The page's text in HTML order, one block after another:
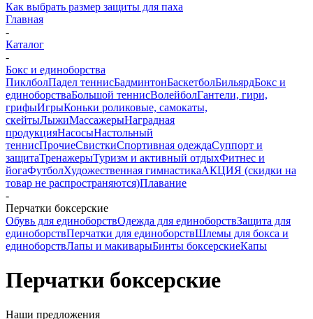
Как выбрать размер защиты для паха
Главная
-
Каталог
-
Бокс и единоборства
ПиклболПадел теннисБадминтонБаскетболБильярдБокс и
единоборстваБольшой теннисВолейболГантели, гири,
грифыИгрыКоньки роликовые, самокаты,
скейтыЛыжиМассажерыНаградная
продукцияНасосыНастольный
теннисПрочиеСвисткиСпортивная одеждаСуппорт и
защитаТренажерыТуризм и активный отдыхФитнес и
йогаФутболХудожественная гимнастикаАКЦИЯ (скидки на
товар не распространяются)Плавание
-
Перчатки боксерские
Обувь для единоборствОдежда для единоборствЗащита для
единоборствПерчатки для единоборствШлемы для бокса и
единоборствЛапы и макиварыБинты боксерскиеКапы
Перчатки боксерские
Наши предложения